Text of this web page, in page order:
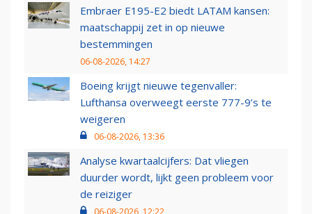
Embraer E195-E2 biedt LATAM kansen:
maatschappij zet in op nieuwe
bestemmingen
06-08-2026, 14:27
Boeing krijgt nieuwe tegenvaller:
Lufthansa overweegt eerste 777-9’s te
weigeren
06-08-2026, 13:36
Analyse kwartaalcijfers: Dat vliegen
duurder wordt, lijkt geen probleem voor
de reiziger
06-08-2026, 12:22